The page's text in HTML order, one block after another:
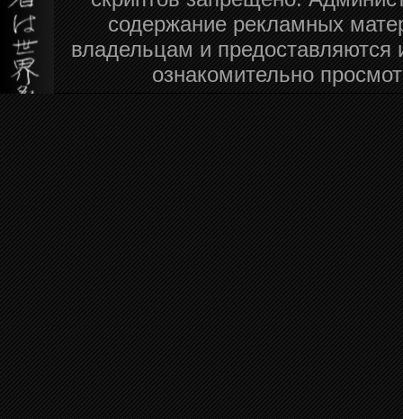
содержание рекламных
владельцам и предоставляются
ознакомительно